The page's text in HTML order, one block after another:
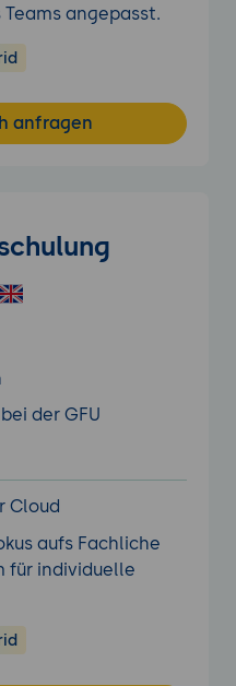
angepasst.
anfragen
der GFU
Cloud
aufs Fachliche
für individuelle